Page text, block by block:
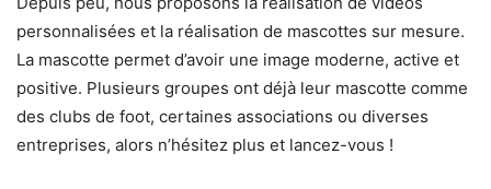
personnalisées et la réalisation de mascottes sur mesure.
La mascotte permet d’avoir une image moderne, active et
positive. Plusieurs groupes ont déjà leur mascotte comme
des clubs de foot, certaines associations ou diverses
entreprises, alors n’hésitez plus et lancez-vous !